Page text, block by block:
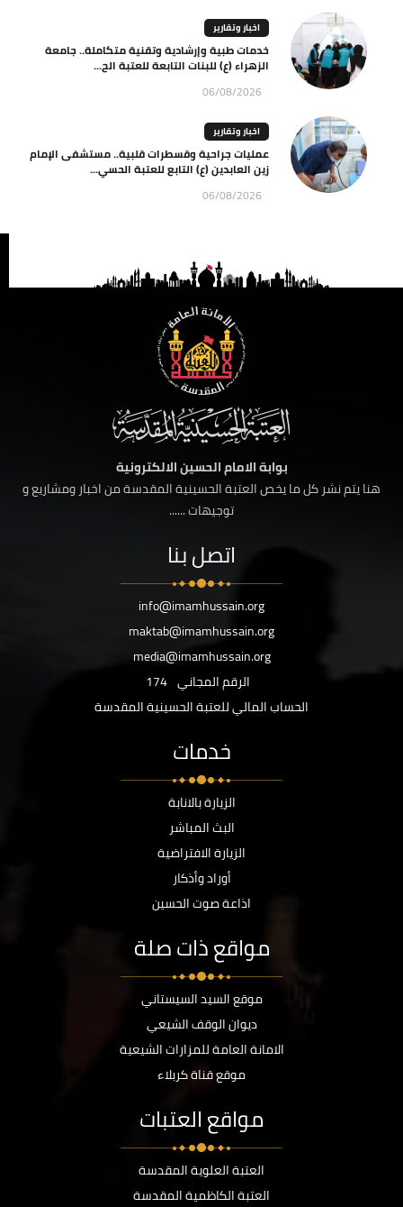
اخبار وتقارير
خدمات طبية وإرشادية وتقنية متكاملة.. جامعة
الزهراء (ع) للبنات التابعة للعتبة الح...
06/08/2026
اخبار وتقارير
عمليات جراحية وقسطرات قلبية.. مستشفى الإمام
زين العابدين (ع) التابع للعتبة الحسي...
06/08/2026
بوابة الامام الحسين الالكترونية
هنا يتم نشر كل ما يخص العتبة الحسينية المقدسة من اخبار ومشاريع و
توجيهات ......
اتصل بنا
info@imamhussain.org
maktab@imamhussain.org
media@imamhussain.org
الرقم المجاني 174
الحساب المالي للعتبة الحسينية المقدسة
خدمات
الزيارة بالانابة
البث المباشر
الزيارة الافتراضية
أوراد وأذكار
اذاعة صوت الحسين
مواقع ذات صلة
موقع السيد السيستاني
ديوان الوقف الشيعي
الامانة العامة للمزارات الشيعية
موقع قناة كربلاء
مواقع العتبات
العتبة العلوية المقدسة
العتبة الكاظمية المقدسة